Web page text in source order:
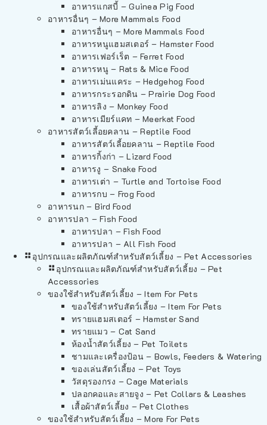
อาหารแกสบี้ – Guinea Pig Food
อาหารอื่นๆ – More Mammals Food
อาหารอื่นๆ – More Mammals Food
อาหารหนูแฮมสเตอร์ – Hamster Food
อาหารเฟอร์เร็ต – Ferret Food
อาหารหนู – Rats & Mice Food
อาหารเม่นแคระ – Hedgehog Food
อาหารกระรอกดิน – Prairie Dog Food
อาหารลิง – Monkey Food
อาหารเมียร์แคท – Meerkat Food
อาหารสัตว์เลี้อยคลาน – Reptile Food
อาหารสัตว์เลี้อยคลาน – Reptile Food
อาหารกิ้งก่า – Lizard Food
อาหารงู – Snake Food
อาหารเต่า – Turtle and Tortoise Food
อาหารกบ – Frog Food
อาหารนก – Bird Food
อาหารปลา – Fish Food
อาหารปลา – Fish Food
อาหารปลา – All Fish Food
อุปกรณและผลิตภัณฑ์สำหรับสัตว์เลี้ยง – Pet Accessories
อุปกรณและผลิตภัณฑ์สำหรับสัตว์เลี้ยง – Pet
Accessories
ของใช้สำหรับสัตว์เลี้ยง – Item For Pets
ของใช้สำหรับสัตว์เลี้ยง – Item For Pets
ทรายแฮมสเตอร์ – Hamster Sand
ทรายแมว – Cat Sand
ห้องน้ำสัตว์เลี้ยง – Pet Toilets
ชามและเครื่องป้อน – Bowls, Feeders & Watering
ของเล่นสัตว์เลี้ยง – Pet Toys
วัสดุรองกรง – Cage Materials
ปลอกคอและสายจูง – Pet Collars & Leashes
เสื้อผ้าสัตว์เลี้ยง – Pet Clothes
ของใช้สำหรับสัตว์เลี้ยง – More For Pets